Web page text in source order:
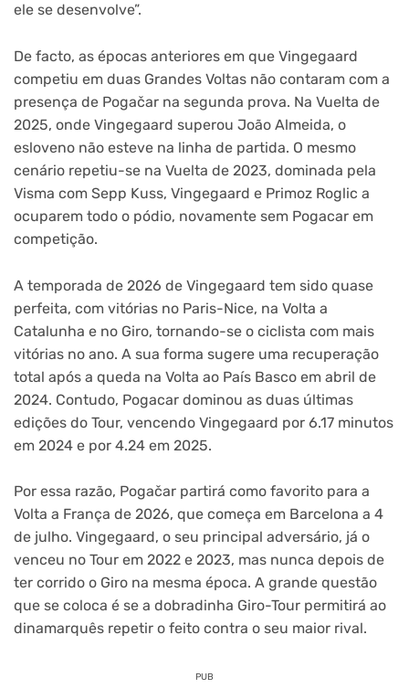
ele se desenvolve”.
De facto, as épocas anteriores em que Vingegaard
competiu em duas Grandes Voltas não contaram com a
presença de Pogačar na segunda prova. Na Vuelta de
2025, onde Vingegaard superou João Almeida, o
esloveno não esteve na linha de partida. O mesmo
cenário repetiu-se na Vuelta de 2023, dominada pela
Visma com Sepp Kuss, Vingegaard e Primoz Roglic a
ocuparem todo o pódio, novamente sem Pogacar em
competição.
A temporada de 2026 de Vingegaard tem sido quase
perfeita, com vitórias no Paris-Nice, na Volta a
Catalunha e no Giro, tornando-se o ciclista com mais
vitórias no ano. A sua forma sugere uma recuperação
total após a queda na Volta ao País Basco em abril de
2024. Contudo, Pogacar dominou as duas últimas
edições do Tour, vencendo Vingegaard por 6.17 minutos
em 2024 e por 4.24 em 2025.
Por essa razão, Pogačar partirá como favorito para a
Volta a França de 2026, que começa em Barcelona a 4
de julho. Vingegaard, o seu principal adversário, já o
venceu no Tour em 2022 e 2023, mas nunca depois de
ter corrido o Giro na mesma época. A grande questão
que se coloca é se a dobradinha Giro-Tour permitirá ao
dinamarquês repetir o feito contra o seu maior rival.
PUB